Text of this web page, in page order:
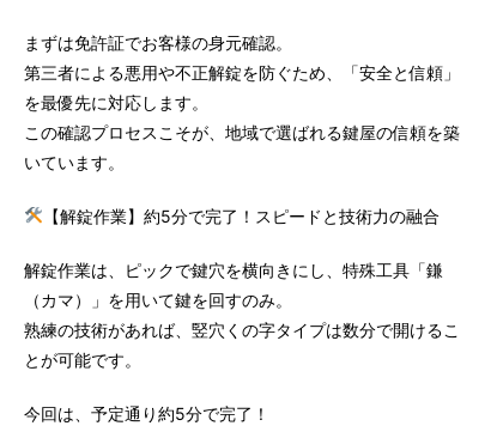
まずは免許証でお客様の身元確認。
第三者による悪用や不正解錠を防ぐため、「安全と信頼」
を最優先に対応します。
この確認プロセスこそが、地域で選ばれる鍵屋の信頼を築
いています。
【解錠作業】約5分で完了！スピードと技術力の融合
解錠作業は、ピックで鍵穴を横向きにし、特殊工具「鎌
（カマ）」を用いて鍵を回すのみ。
熟練の技術があれば、竪穴くの字タイプは数分で開けるこ
とが可能です。
今回は、予定通り約5分で完了！